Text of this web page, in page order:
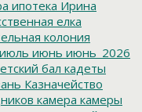
ипотека Ирина
елка
колония
июль июнь июнь_2026
бал кадеты
Казначейство
камера камеры